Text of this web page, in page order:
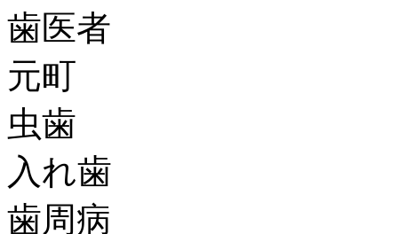
歯医者
元町
虫歯
入れ歯
歯周病